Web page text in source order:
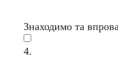
Знаходимо та
4.